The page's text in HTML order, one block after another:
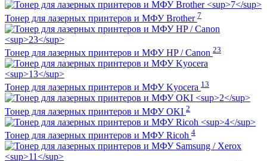
Тонер для лазерных принтеров и МФУ Brother 7
Тонер для лазерных принтеров и МФУ HP / Canon 23
Тонер для лазерных принтеров и МФУ Kyocera 13
Тонер для лазерных принтеров и МФУ OKI 2
Тонер для лазерных принтеров и МФУ Ricoh 4